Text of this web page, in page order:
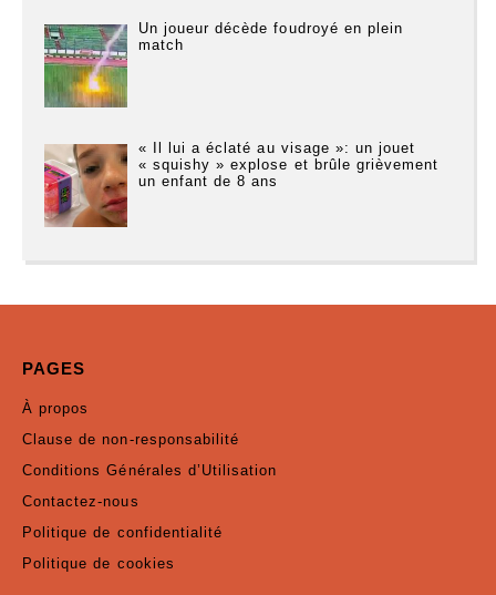
Un joueur décède foudroyé en plein
match
« Il lui a éclaté au visage »: un jouet
« squishy » explose et brûle grièvement
un enfant de 8 ans
PAGES
À propos
Clause de non-responsabilité
Conditions Générales d’Utilisation
Contactez-nous
Politique de confidentialité
Politique de cookies